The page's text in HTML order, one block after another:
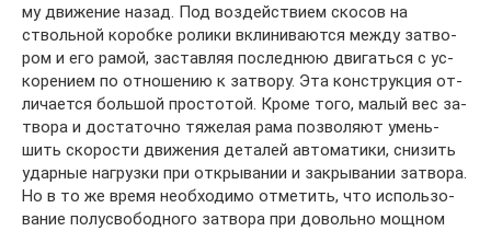
му дви­же­ние на­зад. Под воз­дей­ст­ви­ем ско­сов на
стволь­ной ко­роб­ке ро­ли­ки вкли­ни­ва­ют­ся ме­ж­ду за­тво­
ром и его ра­мой, за­став­ляя по­след­нюю дви­гать­ся с ус­
ко­ре­ни­ем по от­но­ше­нию к за­тво­ру. Эта кон­ст­рук­ция от­
ли­ча­ет­ся боль­шой про­сто­той. Кро­ме то­го, ма­лый вес за­
тво­ра и дос­та­точ­но тя­же­лая ра­ма по­зво­ля­ют умень­
шить ско­ро­сти дви­же­ния де­та­лей ав­то­ма­ти­ки, сни­зить
удар­ные на­груз­ки при от­кры­ва­нии и за­кры­ва­нии за­тво­ра.
Но в то же вре­мя не­об­хо­ди­мо от­ме­тить, что ис­поль­зо­
ва­ние по­лу­сво­бод­но­го за­тво­ра при до­воль­но мощ­ном